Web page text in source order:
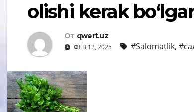
olishi kerak
От qwert.uz
ФЕВ 12, 2025 #Salomatlik,